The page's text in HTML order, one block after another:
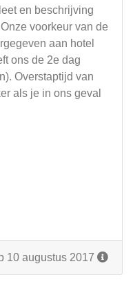
en beschrijving
voorkeur van de
aan hotel
ons de 2e dag
Overstaptijd van
als je in ons geval
10 augustus 2017